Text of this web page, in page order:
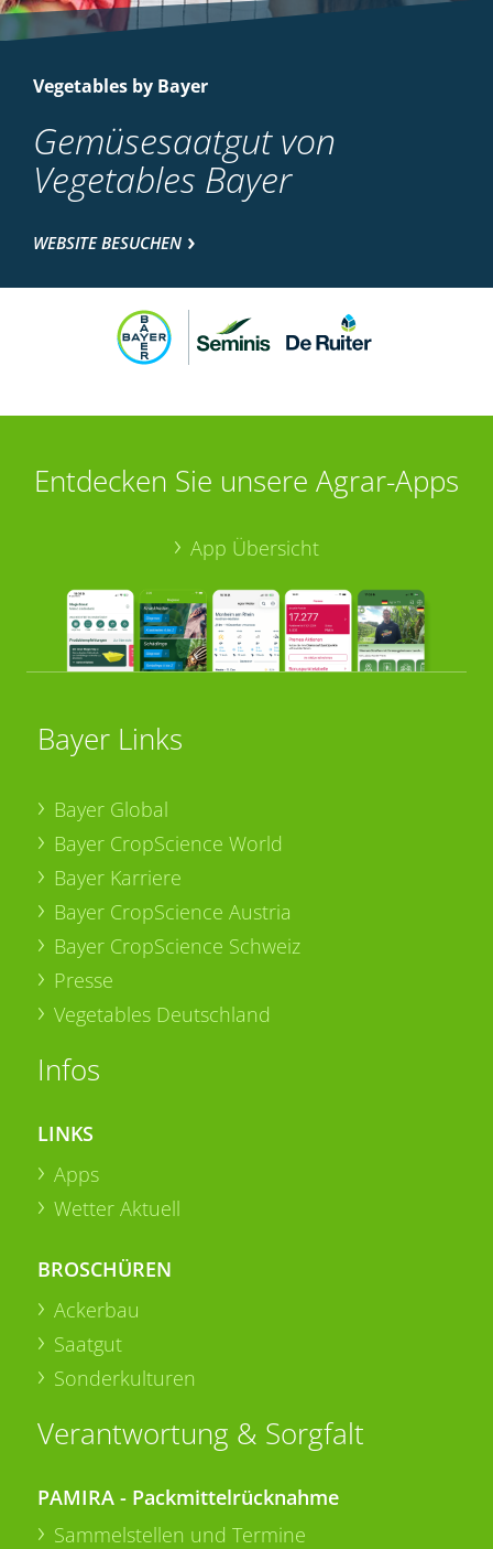
Vegetables by Bayer
Gemüsesaatgut von
Vegetables Bayer
WEBSITE BESUCHEN
Entdecken Sie unsere Agrar-Apps
App Übersicht
Bayer Links
Bayer Global
Bayer CropScience World
Bayer Karriere
Bayer CropScience Austria
Bayer CropScience Schweiz
Presse
Vegetables Deutschland
Infos
LINKS
Apps
Wetter Aktuell
BROSCHÜREN
Ackerbau
Saatgut
Sonderkulturen
Verantwortung & Sorgfalt
PAMIRA - Packmittelrücknahme
Sammelstellen und Termine